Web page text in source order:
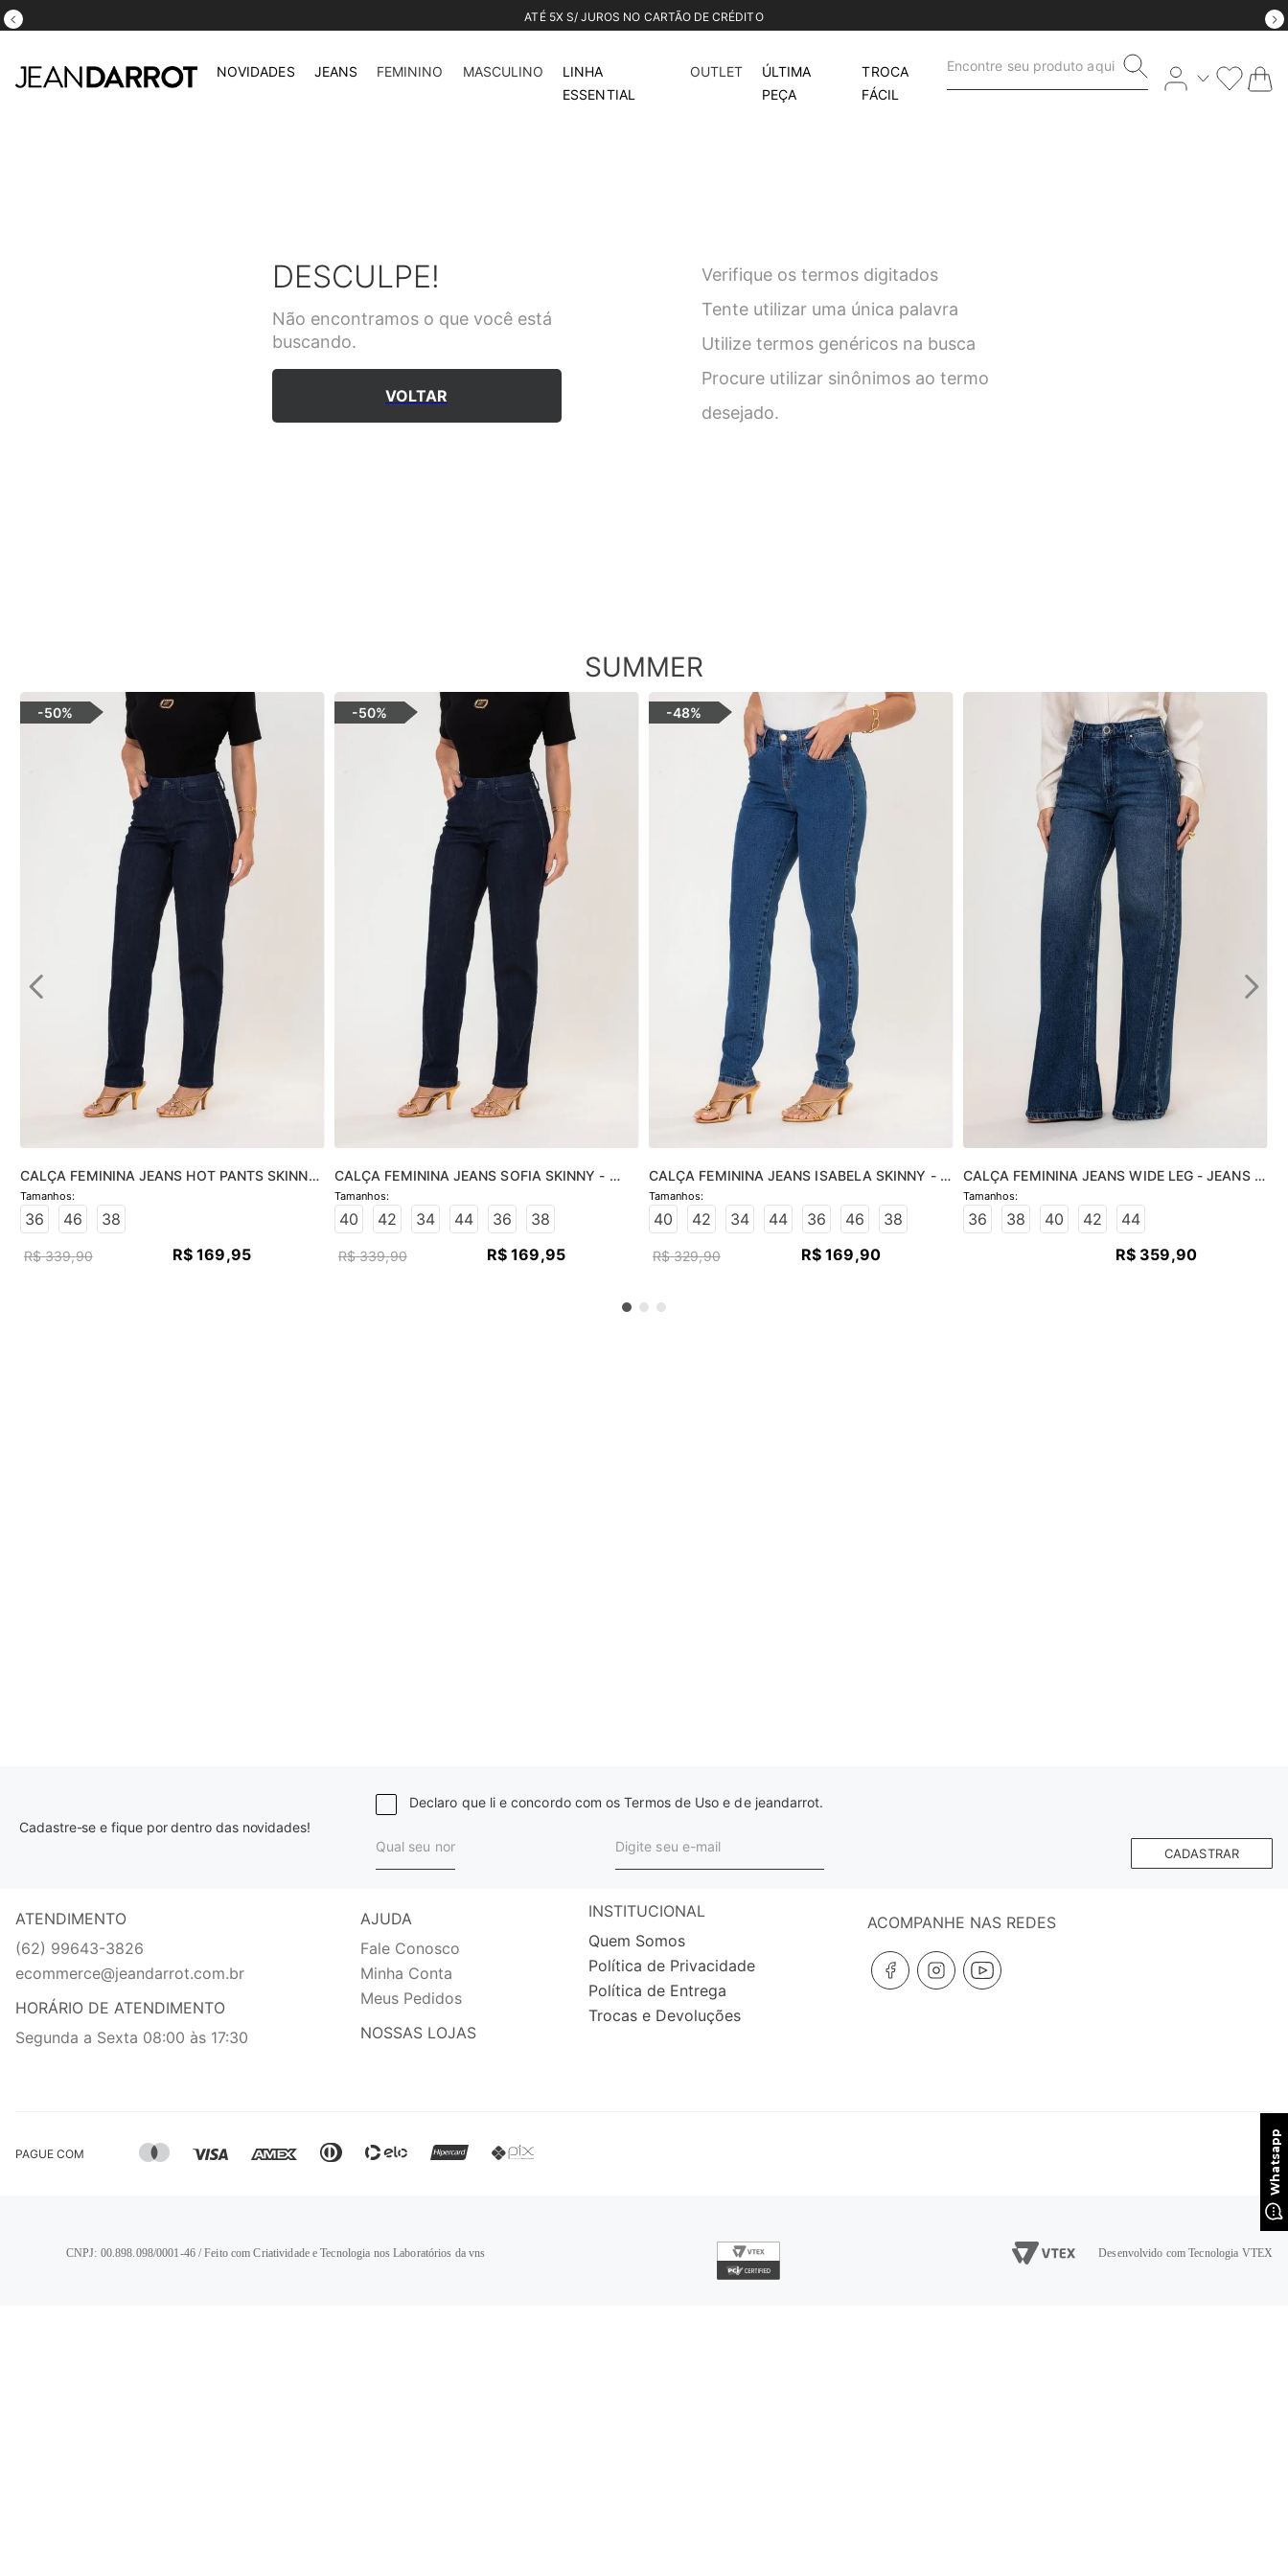
ATÉ 5X S/ JUROS NO CARTÃO DE CRÉDITO
NOVIDADES JEANS FEMININO MASCULINO
LINHA
ESSENTIAL
OUTLET
ÚLTIMA
PEÇA
TROCA
FÁCIL
Encontre seu produto aqui
DESCULPE!
Não encontramos o que você está
buscando.
VOLTAR
Verifique os termos digitados
Tente utilizar uma única palavra
Utilize termos genéricos na busca
Procure utilizar sinônimos ao termo
desejado.
SUMMER
-50%
CALÇA FEMININA JEANS HOT PANTS SKINNY
- JEANS ESCURO
36 46 38
R$ 339,90 R$ 169,95
-50%
CALÇA FEMININA JEANS SOFIA SKINNY -
JEANS ESCURO
40 42 34 44 36 38
R$ 339,90 R$ 169,95
-48%
CALÇA FEMININA JEANS ISABELA SKINNY -
JEANS MÉDIO
40 42 34 44 36 46 38
R$ 329,90 R$ 169,90
CALÇA FEMININA JEANS WIDE LEG - JEANS
MÉDIO
36 38 40 42
44
R$ 359,90
Cadastre-se e fique por dentro das novidades!
Declaro que li e concordo com os Termos de Uso e de jeandarrot.
CADASTRAR
ATENDIMENTO
(62) 99643-3826
ecommerce@jeandarrot.com.br
HORÁRIO DE ATENDIMENTO
Segunda a Sexta 08:00 às 17:30
AJUDA
Fale Conosco
Minha Conta
Meus Pedidos
NOSSAS LOJAS
INSTITUCIONAL
Quem Somos
Política de Privacidade
Política de Entrega
Trocas e Devoluções
ACOMPANHE NAS REDES
PAGUE COM
CNPJ: 00.898.098/0001-46 / Feito com Criatividade e Tecnologia nos Laboratórios da vns Desenvolvido com Tecnologia VTEX